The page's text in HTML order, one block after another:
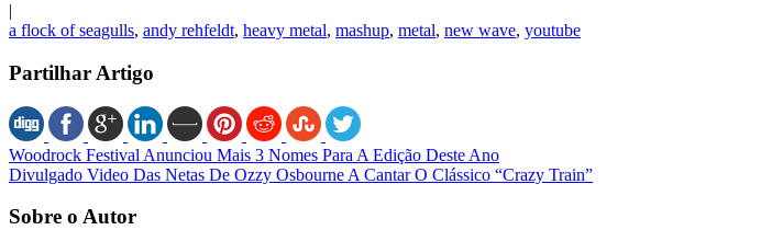
|
a flock of seagulls, andy rehfeldt, heavy metal, mashup, metal, new wave, youtube
Partilhar Artigo
Woodrock Festival Anunciou Mais 3 Nomes Para A Edição Deste Ano
Divulgado Video Das Netas De Ozzy Osbourne A Cantar O Clássico “Crazy Train”
Sobre o Autor